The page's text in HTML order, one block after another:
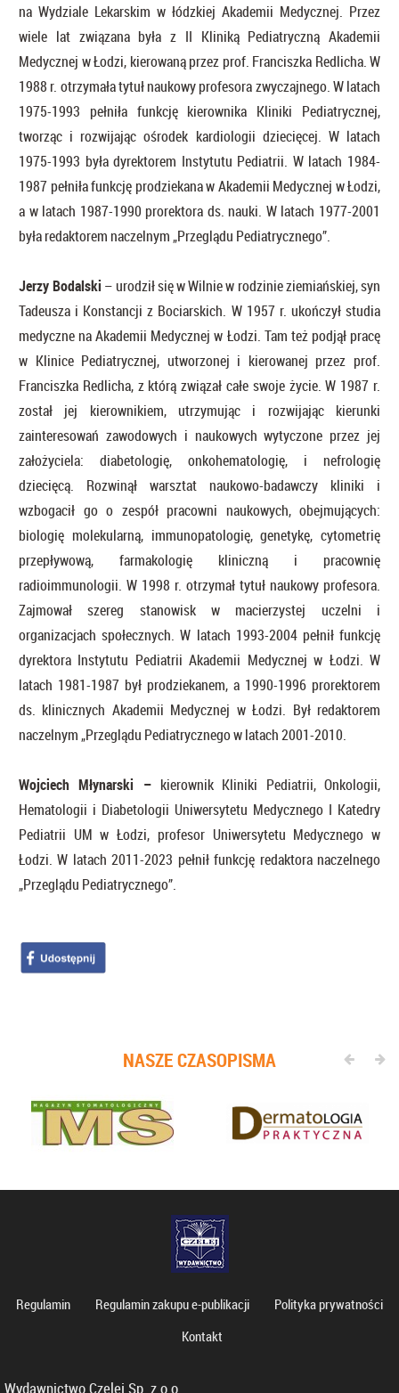
na Wydziale Lekarskim w łódzkiej Akademii Medycznej. Przez
wiele lat związana była z II Kliniką Pediatryczną Akademii
Medycznej w Łodzi, kierowaną przez prof. Franciszka Redlicha. W
1988 r. otrzymała tytuł naukowy profesora zwyczajnego. W latach
1975-1993 pełniła funkcję kierownika Kliniki Pediatrycznej,
tworząc i rozwijając ośrodek kardiologii dziecięcej. W latach
1975-1993 była dyrektorem Instytutu Pediatrii. W latach 1984-
1987 pełniła funkcję prodziekana w Akademii Medycznej w Łodzi,
a w latach 1987-1990 prorektora ds. nauki. W latach 1977-2001
była redaktorem naczelnym „Przeglądu Pediatrycznego”.
Jerzy Bodalski – urodził się w Wilnie w rodzinie ziemiańskiej, syn
Tadeusza i Konstancji z Bociarskich. W 1957 r. ukończył studia
medyczne na Akademii Medycznej w Łodzi. Tam też podjął pracę
w Klinice Pediatrycznej, utworzonej i kierowanej przez prof.
Franciszka Redlicha, z którą związał całe swoje życie. W 1987 r.
został jej kierownikiem, utrzymując i rozwijając kierunki
zainteresowań zawodowych i naukowych wytyczone przez jej
założyciela: diabetologię, onkohematologię, i nefrologię
dziecięcą. Rozwinął warsztat naukowo-badawczy kliniki i
wzbogacił go o zespół pracowni naukowych, obejmujących:
biologię molekularną, immunopatologię, genetykę, cytometrię
przepływową, farmakologię kliniczną i pracownię
radioimmunologii. W 1998 r. otrzymał tytuł naukowy profesora.
Zajmował szereg stanowisk w macierzystej uczelni i
organizacjach społecznych. W latach 1993-2004 pełnił funkcję
dyrektora Instytutu Pediatrii Akademii Medycznej w Łodzi. W
latach 1981-1987 był prodziekanem, a 1990-1996 prorektorem
ds. klinicznych Akademii Medycznej w Łodzi. Był redaktorem
naczelnym „Przeglądu Pediatrycznego w latach 2001-2010.
Wojciech Młynarski – kierownik Kliniki Pediatrii, Onkologii,
Hematologii i Diabetologii Uniwersytetu Medycznego I Katedry
Pediatrii UM w Łodzi, profesor Uniwersytetu Medycznego w
Łodzi. W latach 2011-2023 pełnił funkcję redaktora naczelnego
„Przeglądu Pediatrycznego”.
NASZE CZASOPISMA
Regulamin Regulamin zakupu e-publikacji
Polityka prywatności
Kontakt
Wydawnictwo Czelej Sp. z o.o.